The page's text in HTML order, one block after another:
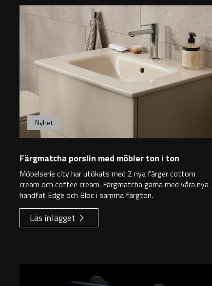
Nyhet
Färgmatcha porslin med möbler ton i ton
Möbelserie city har utökats med 2 nya färger cottom
cream och coffee cream. Färgmatcha gärna med våra nya
handfat Edge och Bloc i samma färgton.
Läs inlägget